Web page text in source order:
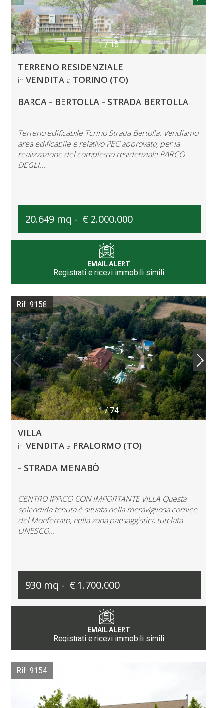
1/15
TERRENO RESIDENZIALE
in VENDITAa TORINO (TO)
BARCA - BERTOLLA - STRADA BERTOLLA
Terreno edificabile Torino Strada Bertolla: Vendiamo
area edificabile e relativo PEC approvato, per la
realizzazione del complesso residenziale PARCO
DEGLI...
20.649 mq - € 2.000.000
EMAIL ALERT
Registrati e ricevi immobili simili
1/74
Rif. 9158
VILLA
in VENDITAa PRALORMO (TO)
- STRADA MENABÒ
CENTRO IPPICO CON IMPORTANTE VILLA Questa
splendida tenuta è situata nella meravigliosa cornice
del Monferrato, nella zona paesaggistica tutelata
UNESCO...
930 mq - € 1.700.000
EMAIL ALERT
Registrati e ricevi immobili simili
Rif. 9154